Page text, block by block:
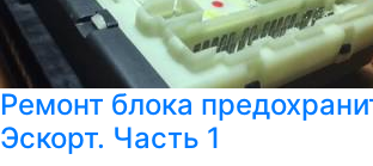
Ремонт блока
Эскорт. Часть 1